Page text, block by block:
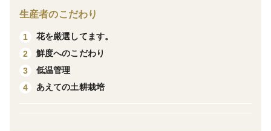
１箱当たり20粒~40粒、一粒づつのクッションを使用
粒の大きさは選べません。
生ものですので多少の前後はお許しください）
生産者のこだわり
1
花を厳選してます。
2
鮮度へのこだわり
3
低温管理
4
あえての土耕栽培